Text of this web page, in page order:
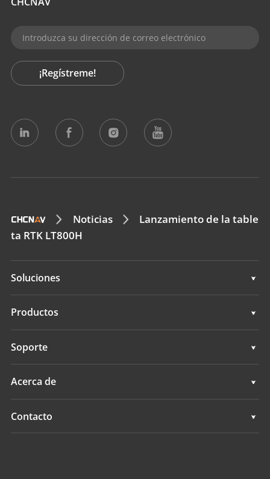
¡Regístreme!
Noticias
Lanzamiento de la table
ta RTK LT800H
Soluciones
Topografía e ingeniería
Levantamientos hidrográficos
Servicios de posicionamiento
Productos
Topografía e ingeniería
Levantamientos hidrográficos
Soporte
Soporte
Acerca de
Descripción general
Contacto